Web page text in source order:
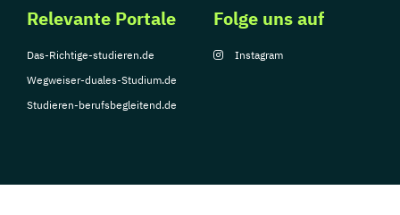
Relevante Portale
Das-Richtige-studieren.de
Wegweiser-duales-Studium.de
Studieren-berufsbegleitend.de
Folge uns auf
Instagram